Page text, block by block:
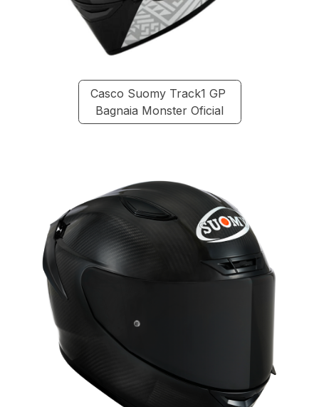
Casco Suomy Track1 GP
Bagnaia Monster Oficial